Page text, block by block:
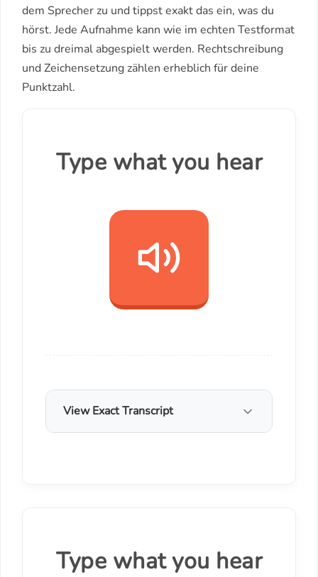
dem Sprecher zu und tippst exakt das ein, was du
hörst. Jede Aufnahme kann wie im echten Testformat
bis zu dreimal abgespielt werden. Rechtschreibung
und Zeichensetzung zählen erheblich für deine
Punktzahl.
Type what you hear
View Exact Transcript
Type what you hear